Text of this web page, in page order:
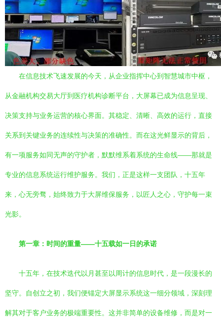
在信息技术飞速发展的今天，从企业指挥中心到智慧城市中枢，
从金融机构交易大厅到医疗机构诊断平台，大屏幕已成为信息呈现、
决策支持与业务运营的核心界面。其稳定、清晰、高效的运行，直接
关系到关键业务的连续性与决策的准确性。而在这光鲜显示的背后，
有一项服务如同无声的守护者，默默维系着系统的生命线——那就是
专业的信息系统运行维护服务。我们，正是这样一支团队，十五年
来，心无旁骛，始终致力于大屏维保服务，以匠人之心，守护每一束
光影。
第一章：时间的重量——十五载如一日的承诺
十五年，在技术迭代以月甚至以周计的信息时代，是一段漫长的
坚守。自创立之初，我们便锚定大屏显示系统这一细分领域，深刻理
解其对于客户业务的极端重要性。这并非简单的设备维修，而是对一